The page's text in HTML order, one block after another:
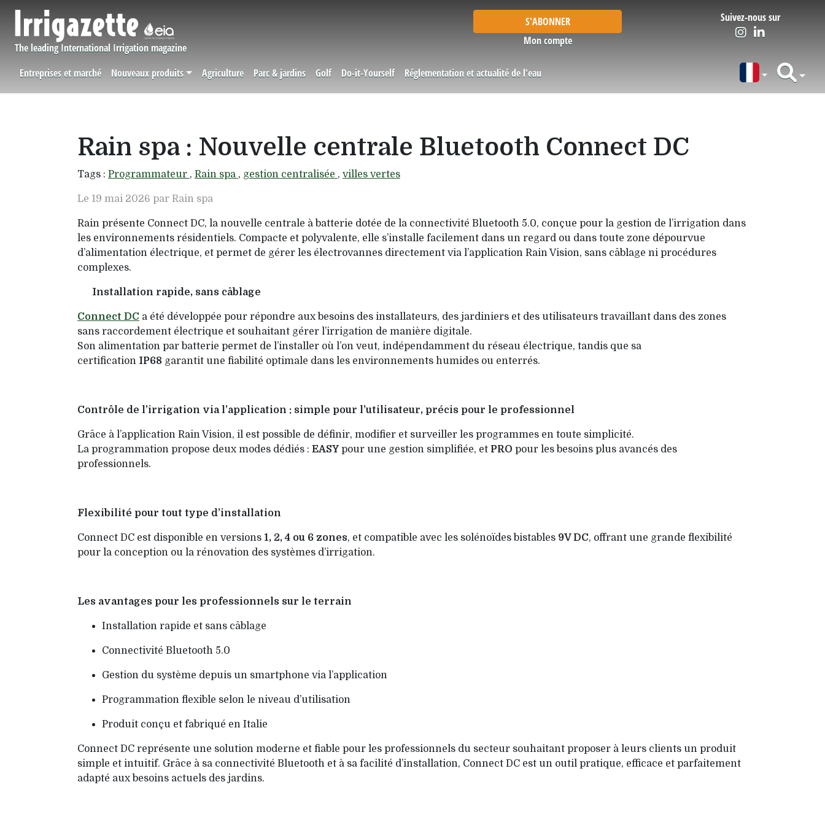
The leading International Irrigation magazine
S'ABONNER
Mon compte
Suivez-nous sur
Navigation principale
Entreprises et marché Nouveaux produits Agriculture Parc & jardins Golf Do-it-Yourself Réglementation et actualité de l'eau
Rain spa : Nouvelle centrale Bluetooth Connect DC
Tags : Programmateur , Rain spa , gestion centralisée , villes vertes
Le 19 mai 2026 par Rain spa
Rain présente Connect DC, la nouvelle centrale à batterie dotée de la connectivité Bluetooth 5.0, conçue pour la gestion de l’irrigation dans
les environnements résidentiels. Compacte et polyvalente, elle s’installe facilement dans un regard ou dans toute zone dépourvue
d’alimentation électrique, et permet de gérer les électrovannes directement via l’application Rain Vision, sans câblage ni procédures
complexes.
Installation rapide, sans câblage
Connect DC a été développée pour répondre aux besoins des installateurs, des jardiniers et des utilisateurs travaillant dans des zones
sans raccordement électrique et souhaitant gérer l’irrigation de manière digitale.
Son alimentation par batterie permet de l’installer où l’on veut, indépendamment du réseau électrique, tandis que sa
certification IP68 garantit une fiabilité optimale dans les environnements humides ou enterrés.
Contrôle de l’irrigation via l’application : simple pour l’utilisateur, précis pour le professionnel
Grâce à l’application Rain Vision, il est possible de définir, modifier et surveiller les programmes en toute simplicité.
La programmation propose deux modes dédiés : EASY pour une gestion simplifiée, et PRO pour les besoins plus avancés des
professionnels.
Flexibilité pour tout type d’installation
Connect DC est disponible en versions 1, 2, 4 ou 6 zones, et compatible avec les solénoïdes bistables 9V DC, offrant une grande flexibilité
pour la conception ou la rénovation des systèmes d’irrigation.
Les avantages pour les professionnels sur le terrain
Installation rapide et sans câblage
Connectivité Bluetooth 5.0
Gestion du système depuis un smartphone via l’application
Programmation flexible selon le niveau d’utilisation
Produit conçu et fabriqué en Italie
Connect DC représente une solution moderne et fiable pour les professionnels du secteur souhaitant proposer à leurs clients un produit
simple et intuitif. Grâce à sa connectivité Bluetooth et à sa facilité d’installation, Connect DC est un outil pratique, efficace et parfaitement
adapté aux besoins actuels des jardins.